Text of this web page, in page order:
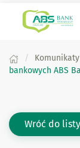
Komunikaty
bankowych ABS
Wróć do